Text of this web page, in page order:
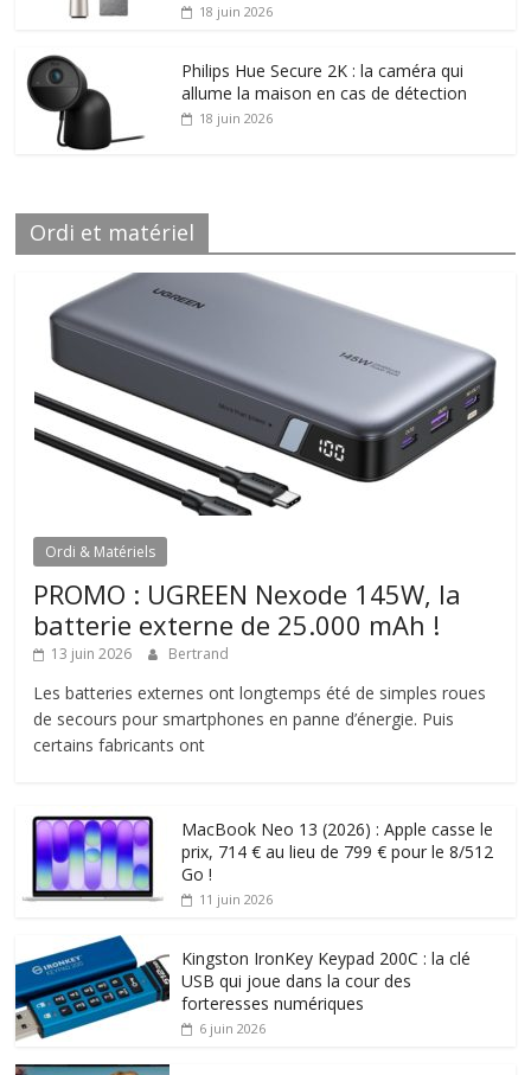
18 juin 2026
Philips Hue Secure 2K : la caméra qui
allume la maison en cas de détection
18 juin 2026
Ordi et matériel
Ordi & Matériels
PROMO : UGREEN Nexode 145W, la
batterie externe de 25.000 mAh !
13 juin 2026 Bertrand
Les batteries externes ont longtemps été de simples roues
de secours pour smartphones en panne d’énergie. Puis
certains fabricants ont
MacBook Neo 13 (2026) : Apple casse le
prix, 714 € au lieu de 799 € pour le 8/512
Go !
11 juin 2026
Kingston IronKey Keypad 200C : la clé
USB qui joue dans la cour des
forteresses numériques
6 juin 2026